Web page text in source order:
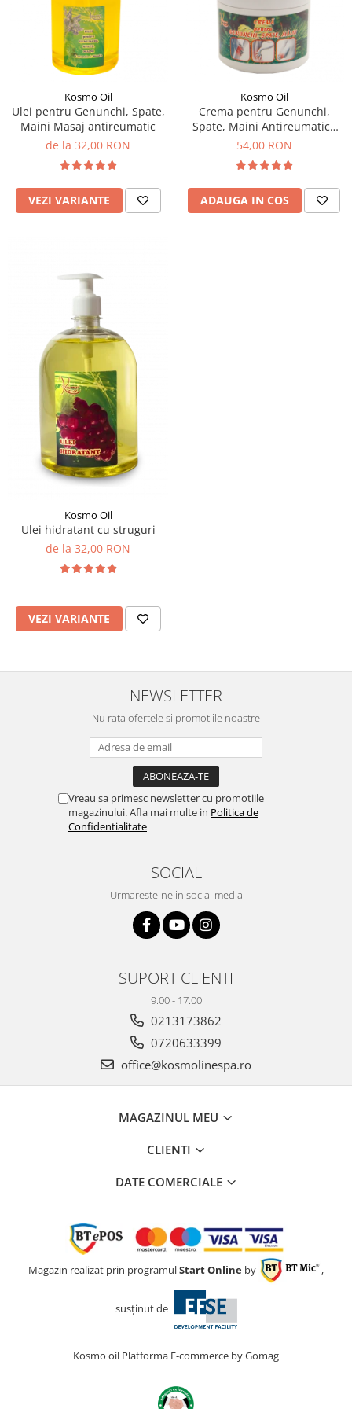
TERAPEUTIC
THAILANDEZ (LOMI-LOMI)
Kosmo Oil
Ulei pentru Genunchi, Spate,
Maini Masaj antireumatic
de la 32,00 RON
VEZI VARIANTE
Kosmo Oil
Crema pentru Genunchi,
Spate, Maini Antireumatica
500 ml
54,00 RON
ADAUGA IN COS
Kosmo Oil
Ulei hidratant cu struguri
de la 32,00 RON
VEZI VARIANTE
NEWSLETTER
Nu rata ofertele si promotiile noastre
Vreau sa primesc newsletter cu promotiile
magazinului. Afla mai multe in Politica de
Confidentialitate
SOCIAL
Urmareste-ne in social media
SUPORT CLIENTI
9.00 - 17.00
0213173862
0720633399
office@kosmolinespa.ro
MAGAZINUL MEU
CLIENTI
DATE COMERCIALE
Magazin realizat prin programulStart Online by ,
susținut de
Kosmo oil Platforma E-commerce by Gomag